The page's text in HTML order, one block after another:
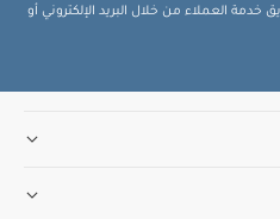
العملاء من خلال البريد الإلكتروني أو